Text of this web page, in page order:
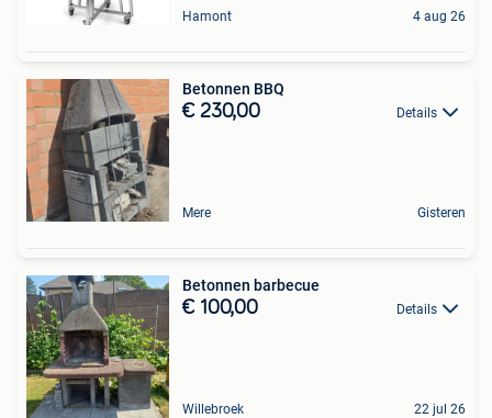
Hamont 4 aug 26
Betonnen BBQ
€ 230,00 Details
Mere Gisteren
Betonnen barbecue
€ 100,00 Details
Willebroek 22 jul 26